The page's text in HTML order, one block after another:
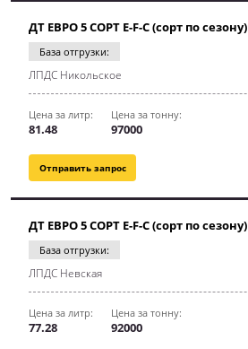
Отправить запрос
ДТ ЕВРО 5 СОРТ E-F-C (сорт по сезону)
База отгрузки:
ЛПДС Никольское
Цена за литр:
81.48
Цена за тонну:
97000
ДТ ЕВРО 5 СОРТ E-F-C (сорт по сезону)
База отгрузки:
ЛПДС Невская
Цена за литр:
77.28
Цена за тонну:
92000